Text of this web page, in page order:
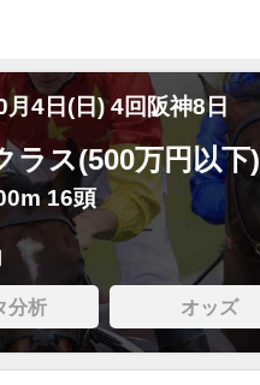
月4日(日) 4回阪神8日
ラス(500万円以下)
16頭
分析 オッズ